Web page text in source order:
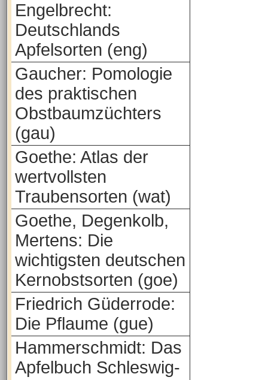
Engelbrecht:
Deutschlands
Apfelsorten (eng)
Gaucher: Pomologie
des praktischen
Obstbaumzüchters
(gau)
Goethe: Atlas der
wertvollsten
Traubensorten (wat)
Goethe, Degenkolb,
Mertens: Die
wichtigsten deutschen
Kernobstsorten (goe)
Friedrich Güderrode:
Die Pflaume (gue)
Hammerschmidt: Das
Apfelbuch Schleswig-